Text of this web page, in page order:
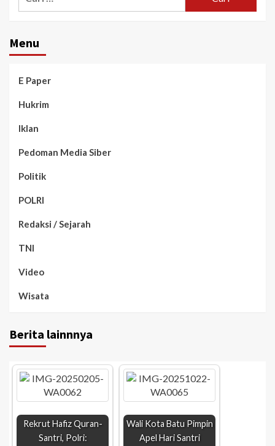
Menu
E Paper
Hukrim
Iklan
Pedoman Media Siber
Politik
POLRI
Redaksi / Sejarah
TNI
Video
Wisata
Berita lainnnya
Rekrut Hafiz Quran-
Santri, Polri:
Wali Kota Batu Pimpin
Apel Hari Santri